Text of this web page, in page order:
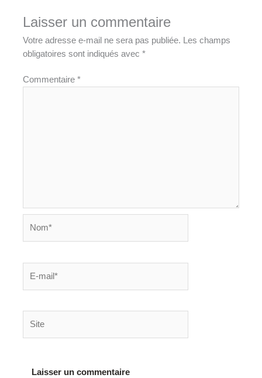
Laisser un commentaire
Votre adresse e-mail ne sera pas publiée. Les champs
obligatoires sont indiqués avec*
Commentaire*
mail*